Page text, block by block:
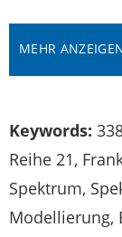
MEHR
Keywords:
Reihe 21,
Spektrum,
Modellierung,